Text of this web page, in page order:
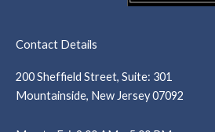
Contact Details
200 Sheffield Street, Suite: 301
Mountainside, New Jersey 07092